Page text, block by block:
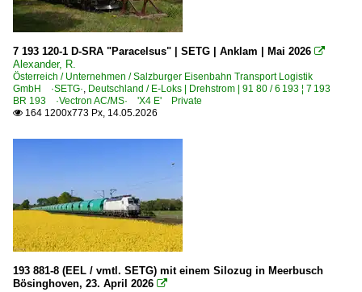
651 Mainz-Bischofsheim – Darmstadt – Aschaffenburg
Strecke 3721 Dillenburg ⨯ Breidenstein – Wallau Lahn
Strecken | KBS 700-799
750 Stuttgart – Plochingen – Geislingen – Ulm
781 Aschaffenburg – Miltenberg – Wertheim
811 Waigolshausen – Gemünden ·Werntalbahn·
840 Hochstadt-Marktzeuln – Probstzella – Saalfeld
850 (Bamberg–) Lichtenfels – Neuenmarkt-Wirsberg – Hof
850 ·Schiefe Ebene· Teilstück Ludwig-Süd-Nord-Bahn
7 193 120-1 D-SRA "Paracelsus" | SETG | Anklam | Mai 2026 
Alexander, R.
Österreich / Unternehmen / Salzburger Eisenbahn Transport Logistik
GmbH ·SETG·, Deutschland / E-Loks | Drehstrom | 91 80 / 6 193 ¦ 7 193
BR 193 ·Vectron AC/MS· 'X4 E' Private
 164 1200x773 Px, 14.05.2026
193 881-8 (EEL / vmtl. SETG) mit einem Silozug in Meerbusch
Bösinghoven, 23. April 2026 